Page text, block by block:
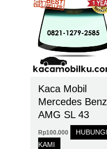
Kaca Mobil
Mercedes Benz
AMG SL 43
Rp100.000
HUBUNGI
KAMI